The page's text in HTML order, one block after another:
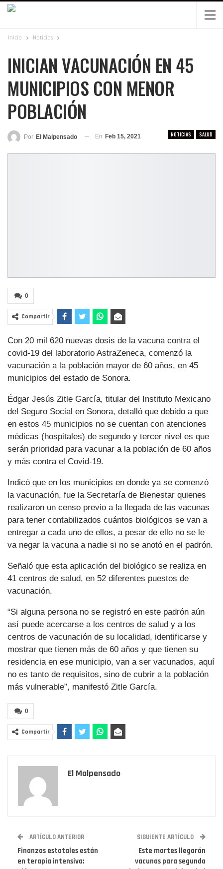
Inicio Noticias
INICIAN VACUNACIÓN EN 45
MUNICIPIOS CON MENOR
POBLACIÓN
NOTICIAS SALUD
Por El Malpensado En Feb 15, 2021
0
Compartir
Con 20 mil 620 nuevas dosis de la vacuna contra el
covid-19 del laboratorio AstraZeneca, comenzó la
vacunación a la población mayor de 60 años, en 45
municipios del estado de Sonora.
Édgar Jesús Zitle García, titular del Instituto Mexicano
del Seguro Social en Sonora, detalló que debido a que
en estos 45 municipios no se cuentan con atenciones
médicas (hospitales) de segundo y tercer nivel es que
serán prioridad para vacunar a la población de 60 años
y más contra el Covid-19.
Indicó que en los municipios en donde ya se comenzó
la vacunación, fue la Secretaría de Bienestar quienes
realizaron un censo previo a la llegada de las vacunas
para tener contabilizados cuántos biológicos se van a
entregar a cada uno de ellos, a pesar de ello no se le
va negar la vacuna a nadie si no se anotó en el padrón.
Señaló que esta aplicación del biológico se realiza en
41 centros de salud, en 52 diferentes puestos de
vacunación.
“Si alguna persona no se registró en este padrón aún
así puede acercarse a los centros de salud y a los
centros de vacunación de su localidad, identificarse y
mostrar que tienen más de 60 años y que tienen su
residencia en ese municipio, van a ser vacunados, aquí
no es tanto de requisitos, sino de cubrir a la población
más vulnerable”, manifestó Zitle García.
0
Compartir
El Malpensado
ARTÍCULO ANTERIOR
Finanzas estatales están
en terapia intensiva:
SIGUIENTE ARTÍCULO
Este martes llegarán
vacunas para segunda